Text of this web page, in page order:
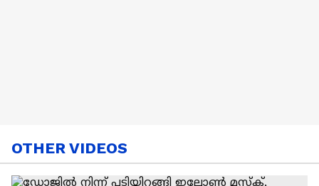
OTHER VIDEOS